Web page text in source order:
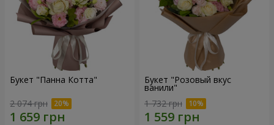
Букет "Панна Котта"
2 074 грн
Букет "Розовый вкус
ванили"
1 732 грн